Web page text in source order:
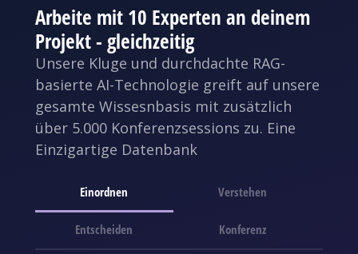
Arbeite mit 10 Experten an deinem
Projekt - gleichzeitig
Unsere Kluge und durchdachte RAG-
basierte AI-Technologie greift auf unsere
gesamte Wissesnbasis mit zusätzlich
über 5.000 Konferenzsessions zu. Eine
Einzigartige Datenbank
Einordnen Verstehen
Entscheiden Konferenz